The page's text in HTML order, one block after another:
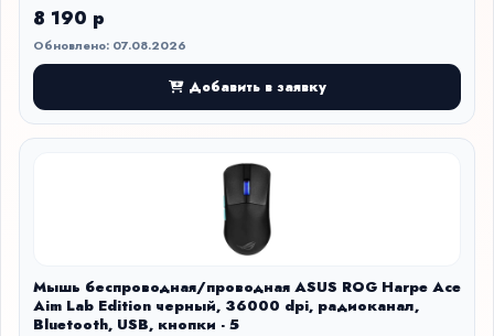
8 190 р
Обновлено: 07.08.2026
Добавить в заявку
Мышь беспроводная/проводная ASUS ROG Harpe Ace
Aim Lab Edition черный, 36000 dpi, радиоканал,
Bluetooth, USB, кнопки - 5